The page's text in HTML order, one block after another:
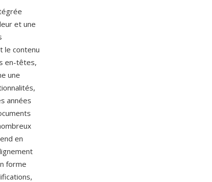
et une
le contenu
en-têtes,
une
années
en
forme